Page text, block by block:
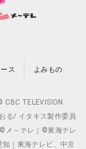
ス よみもの
TELEVISION
る/ イタキス製作委員
メ～テレ｜©東海テレ
知｜東海テレビ、中京